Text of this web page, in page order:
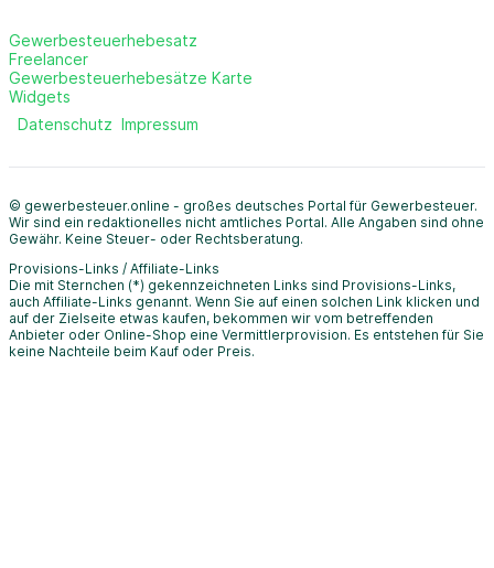
Gewerbesteuerhebesatz
Freelancer
Gewerbesteuerhebesätze Karte
Widgets
Datenschutz Impressum
© gewerbesteuer.online - großes deutsches Portal für Gewerbesteuer.
Wir sind ein redaktionelles nicht amtliches Portal. Alle Angaben sind ohne
Gewähr. Keine Steuer- oder Rechtsberatung.
Provisions-Links / Affiliate-Links
Die mit Sternchen (*) gekennzeichneten Links sind Provisions-Links,
auch Affiliate-Links genannt. Wenn Sie auf einen solchen Link klicken und
auf der Zielseite etwas kaufen, bekommen wir vom betreffenden
Anbieter oder Online-Shop eine Vermittlerprovision. Es entstehen für Sie
keine Nachteile beim Kauf oder Preis.